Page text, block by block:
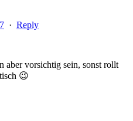
· Reply
aber vorsichtig sein, sonst rollt
😉